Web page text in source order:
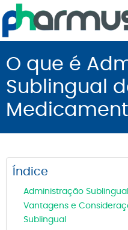
O que é
Sublingual
Índice
Administração
Vantagens e
Sublingual